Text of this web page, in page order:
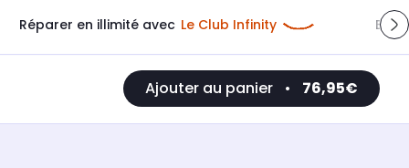
Réparer en illimité avec Le Club Infinity
Ajouter au panier • 76,95€